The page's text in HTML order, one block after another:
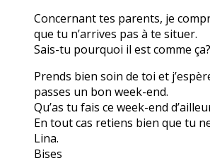
Concernant tes parents, je
que tu n’arrives pas à te situer.
Sais-tu pourquoi il est comme ça?
Prends bien soin de toi et
passes un bon week-end.
Qu’as tu fais ce week-end
En tout cas retiens bien que tu
Lina.
Bises